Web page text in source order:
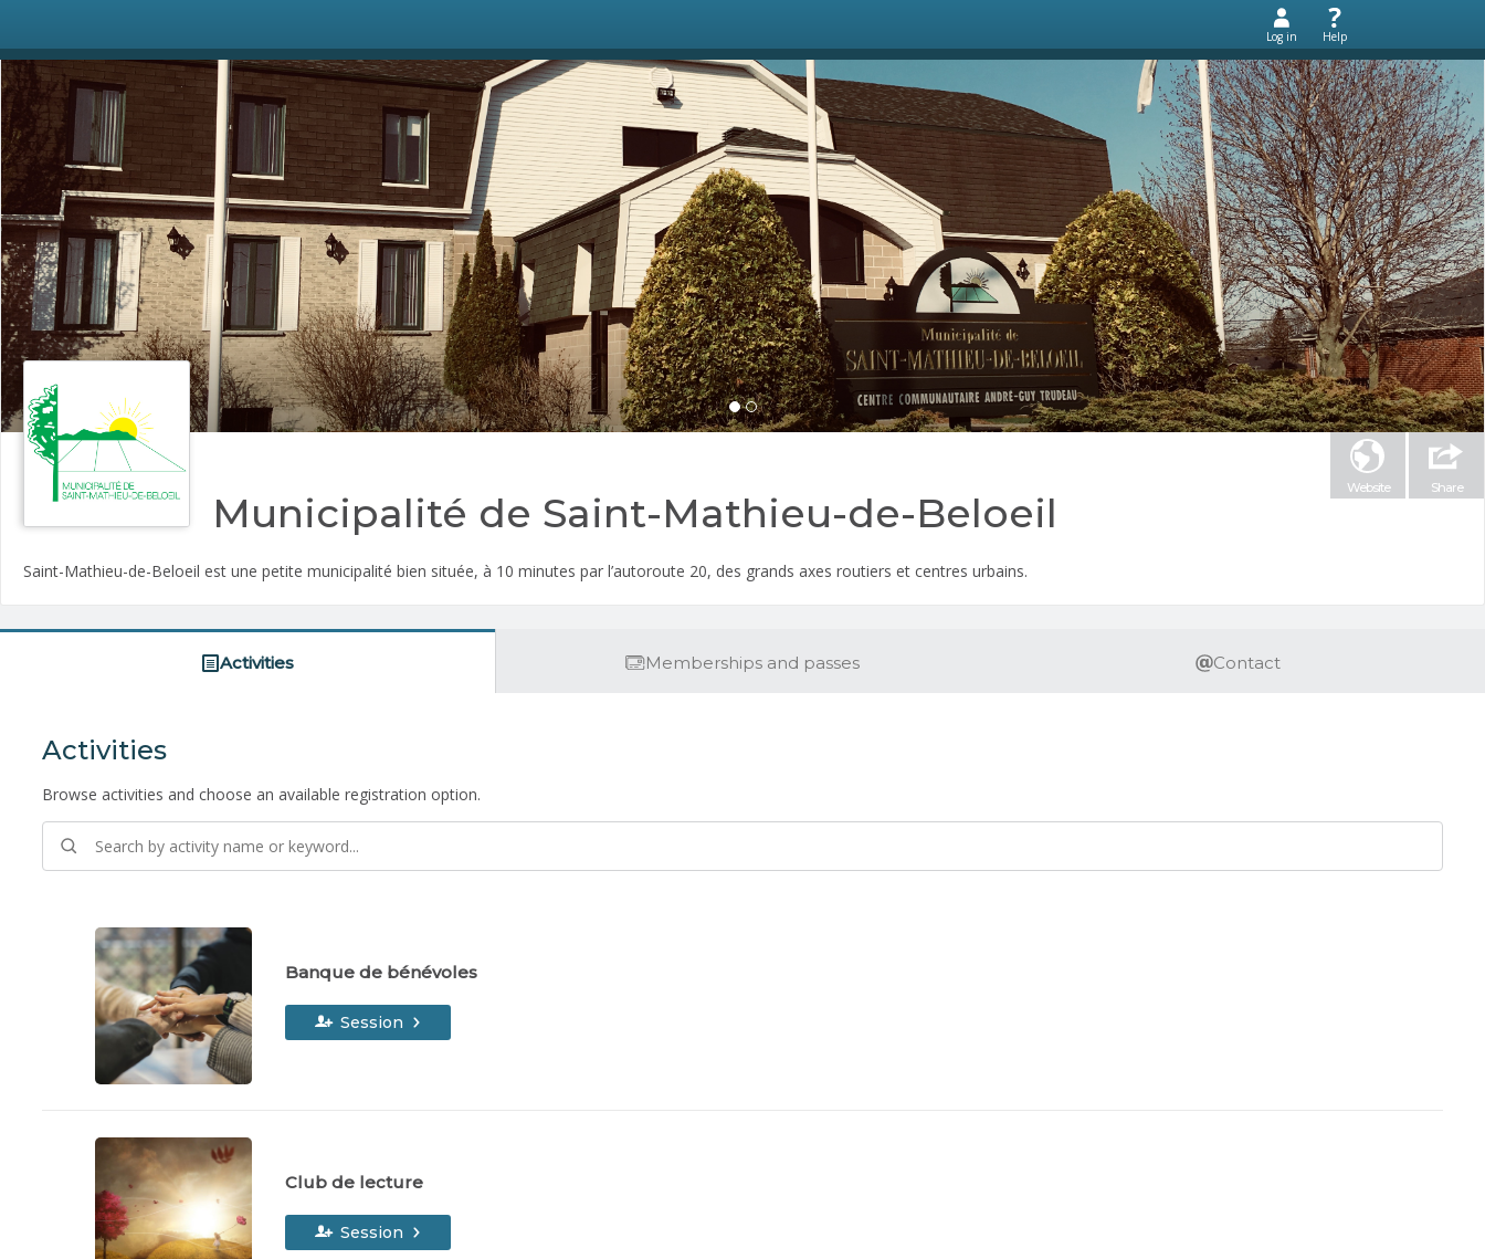
Log in Help
Website Share
Municipalité de Saint-Mathieu-de-Beloeil
Saint-Mathieu-de-Beloeil est une petite municipalité bien située, à 10 minutes par l’autoroute 20, des grands axes routiers et centres urbains.
Activities Memberships and passes Contact
Activities
Browse activities and choose an available registration option.
Banque de bénévoles
Session
Club de lecture
Session